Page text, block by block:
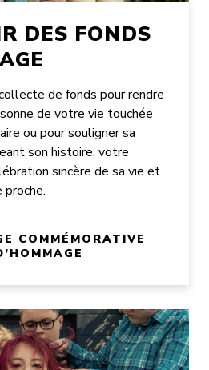
DES FONDS
de fonds pour rendre
de votre vie touchée
ou pour souligner sa
son histoire, votre
sincère de sa vie et
proche.
COMMÉMORATIVE